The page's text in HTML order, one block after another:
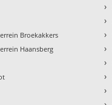
Broekakkers
Haansberg
›
›
›
›
›
›
›